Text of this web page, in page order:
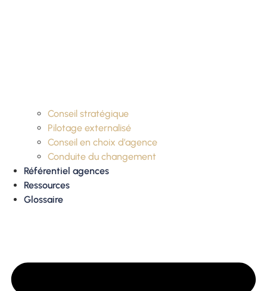
Conseil stratégique
Pilotage externalisé
Conseil en choix d’agence
Conduite du changement
Référentiel agences
Ressources
Glossaire